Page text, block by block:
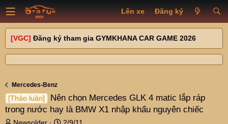
Lên xe Đăng ký
[VGC] Đăng ký tham gia GYMKHANA CAR GAME 2026
Mercedes-Benz
[Thảo luận]
Nên chọn Mercedes GLK 4 matic lắp ráp
trong nước hay là BMW X1 nhập khẩu nguyên chiếc
T
N